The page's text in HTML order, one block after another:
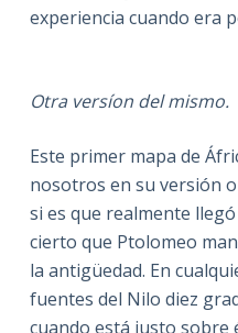
experiencia cuando era
Otra versíon del mismo.
Este primer mapa de
nosotros en su versión
si es que realmente
cierto que Ptolomeo
la antigüedad. En
fuentes del Nilo diez
cuando está justo sobre